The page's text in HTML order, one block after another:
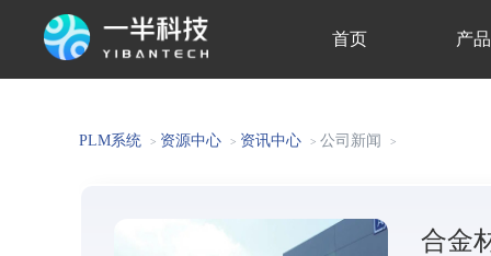
首页 产
PLM系统 > 资源中心 > 资讯中心 > 公司新闻 >
合金